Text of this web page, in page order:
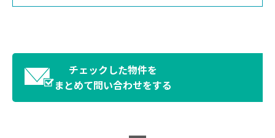
チェックした物件を
まとめて問い合わせをする